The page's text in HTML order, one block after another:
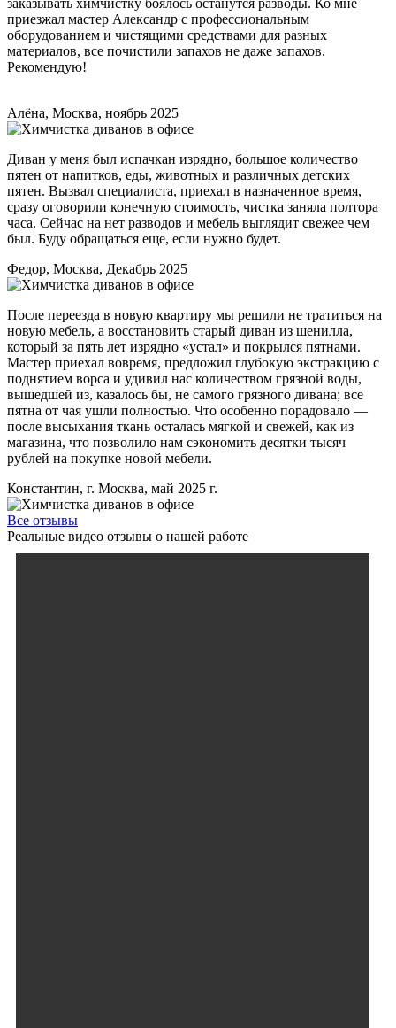
приезжал мастер Александр с профессиональным
оборудованием и чистящими средствами для разных
материалов, все почистили запахов не даже запахов.
Рекомендую!
Алёна, Москва, ноябрь 2025
Диван у меня был испачкан изрядно, большое количество
пятен от напитков, еды, животных и различных детских
пятен. Вызвал специалиста, приехал в назначенное время,
сразу оговорили конечную стоимость, чистка заняла полтора
часа. Сейчас на нет разводов и мебель выглядит свежее чем
был. Буду обращаться еще, если нужно будет.
Федор, Москва, Декабрь 2025
После переезда в новую квартиру мы решили не тратиться на
новую мебель, а восстановить старый диван из шенилла,
который за пять лет изрядно «устал» и покрылся пятнами.
Мастер приехал вовремя, предложил глубокую экстракцию с
поднятием ворса и удивил нас количеством грязной воды,
вышедшей из, казалось бы, не самого грязного дивана; все
пятна от чая ушли полностью. Что особенно порадовало —
после высыхания ткань осталась мягкой и свежей, как из
магазина, что позволило нам сэкономить десятки тысяч
рублей на покупке новой мебели.
Константин, г. Москва, май 2025 г.
Все отзывы
Реальные видео отзывы о нашей работе